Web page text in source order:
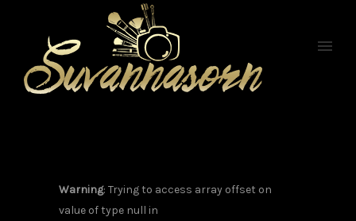
Warning: Trying to access array offset on
value of type null in